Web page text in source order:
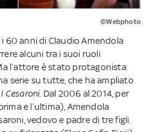
©Webphoto
i 60 anni di Claudio Amendola
alcuni tra i suoi ruoli
l’attore è stato protagonista
serie su tutte, che ha ampliato
I Cesaroni. Dal 2006 al 2014, per
e l’ultima), Amendola
vedovo e padre di tre figli.